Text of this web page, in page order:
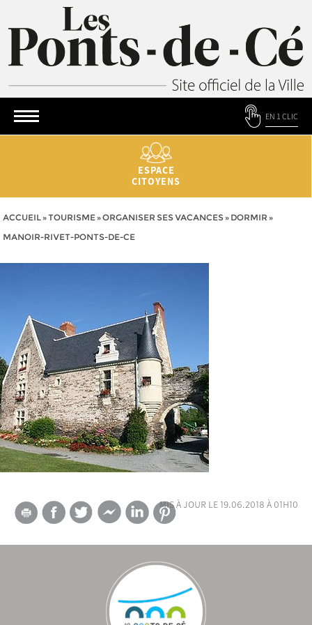
EN 1 CLIC
ESPACE
CITOYENS
ACCUEIL»TOURISME»ORGANISER SES VACANCES» DORMIR »
MANOIR-RIVET-PONTS-DE-CE
mis à jour le 19.06.2018 à 01h10